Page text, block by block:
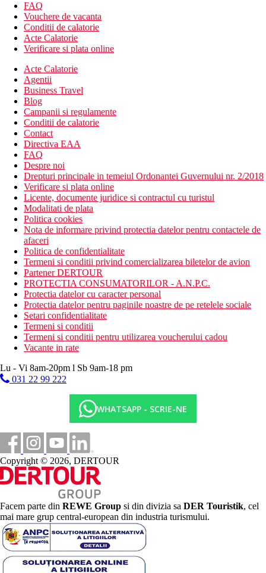
FAQ
Vouchere de vacanta
Conditii de calatorie
Acte Calatorie
Verificare si plata online
Acte Calatorie
Agentii
Business Travel
Blog
Campanii si regulamente
Conditii de calatorie
Contact
Directiva EAA
FAQ
Despre noi
Drepturi principale in temeiul Ordonantei Guvernului nr. 2/2018
Verificare si plata online
Licente, documente juridice si contractul cu turistul
Modalitati de plata
Politica cookies
Nota de informare privind protectia datelor pentru contactele de
afaceri
Politica de confidentialitate
Termeni si conditii privind comercializarea biletelor de avion
Partener DERTOUR
PROTECTIA CONSUMATORILOR - A.N.P.C.
Protectia datelor cu caracter personal
Protectia datelor pentru paginile noastre de pe retelele sociale
Setari confidentialitate
Termeni si conditii
Termeni si conditii pentru utilizarea voucherului cadou
Vacante in rate
Lu - Vi 8am-20pm l Sb 9am-18 pm
031 22 99 222
WHATSAPP - SCRIE-NE
Copyright © 2026, DERTOUR
Facem parte din REWE Group si din divizia sa DER Touristik, cel
mai mare grup central-european din industria turismului.